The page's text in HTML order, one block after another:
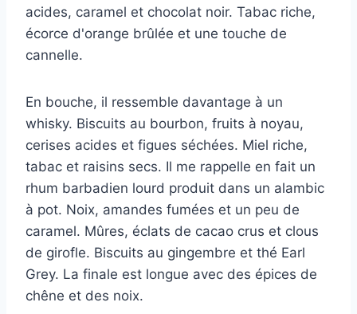
acides, caramel et chocolat noir. Tabac riche,
écorce d'orange brûlée et une touche de
cannelle.
En bouche, il ressemble davantage à un
whisky. Biscuits au bourbon, fruits à noyau,
cerises acides et figues séchées. Miel riche,
tabac et raisins secs. Il me rappelle en fait un
rhum barbadien lourd produit dans un alambic
à pot. Noix, amandes fumées et un peu de
caramel. Mûres, éclats de cacao crus et clous
de girofle. Biscuits au gingembre et thé Earl
Grey. La finale est longue avec des épices de
chêne et des noix.